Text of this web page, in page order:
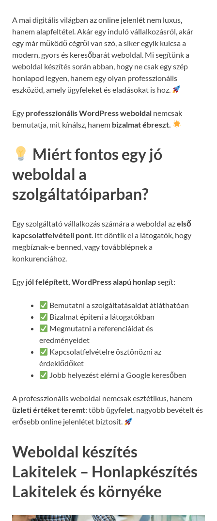
A mai digitális világban az online jelenlét nem luxus,
hanem alapfeltétel. Akár egy induló vállalkozásról, akár
egy már működő cégről van szó, a siker egyik kulcsa a
modern, gyors és keresőbarát weboldal. Mi segítünk a
weboldal készítés során abban, hogy ne csak egy szép
honlapod legyen, hanem egy olyan professzionális
eszközöd, amely ügyfeleket és eladásokat is hoz.
Egy professzionális WordPress weboldal nemcsak
bemutatja, mit kínálsz, hanem bizalmat ébreszt.
Miért fontos egy jó
weboldal a
szolgáltatóiparban?
Egy szolgáltató vállalkozás számára a weboldal azelső
kapcsolatfelvételi pont. Itt döntik el a látogatók, hogy
megbíznak-e benned, vagy továbblépnek a
konkurenciához.
Egy jól felépített, WordPress alapú honlapsegít:
Bemutatni a szolgáltatásaidat átláthatóan
Bizalmat építeni a látogatókban
Megmutatni a referenciáidat és
eredményeidet
Kapcsolatfelvételre ösztönözni az
érdeklődőket
Jobb helyezést elérni a Google keresőben
A professzionális weboldal nemcsak esztétikus, hanem
üzleti értéket teremt: több ügyfelet, nagyobb bevételt és
erősebb online jelenlétet biztosít.
Weboldal készítés
Lakitelek – Honlapkészítés
Lakitelek és környéke